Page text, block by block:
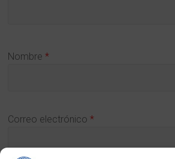
Nombre*
Correo electrónico*